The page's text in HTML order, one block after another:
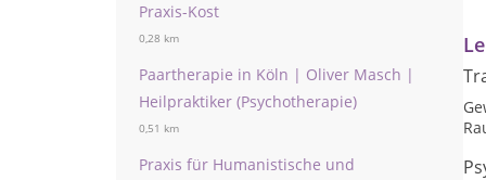
Praxis-Kost
0,28 km
Paartherapie in Köln | Oliver Masch |
Heilpraktiker (Psychotherapie)
0,51 km
Praxis für Humanistische und